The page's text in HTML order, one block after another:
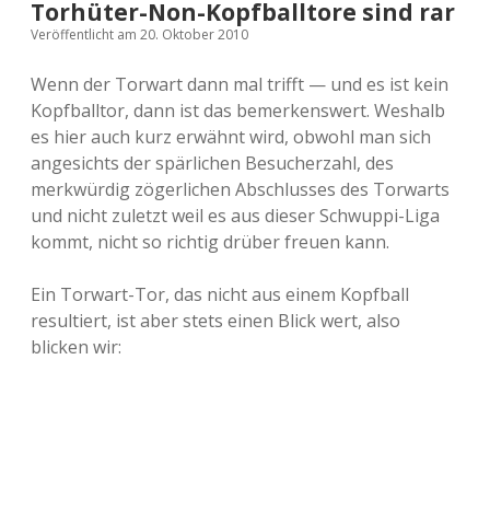
Torhüter-Non-Kopfballtore sind rar
Veröffentlicht am 20. Oktober 2010
Wenn der Torwart dann mal trifft — und es ist kein
Kopfballtor, dann ist das bemerkenswert. Weshalb
es hier auch kurz erwähnt wird, obwohl man sich
angesichts der spärlichen Besucherzahl, des
merkwürdig zögerlichen Abschlusses des Torwarts
und nicht zuletzt weil es aus dieser Schwuppi-Liga
kommt, nicht so richtig drüber freuen kann.
Ein Torwart-Tor, das nicht aus einem Kopfball
resultiert, ist aber stets einen Blick wert, also
blicken wir: